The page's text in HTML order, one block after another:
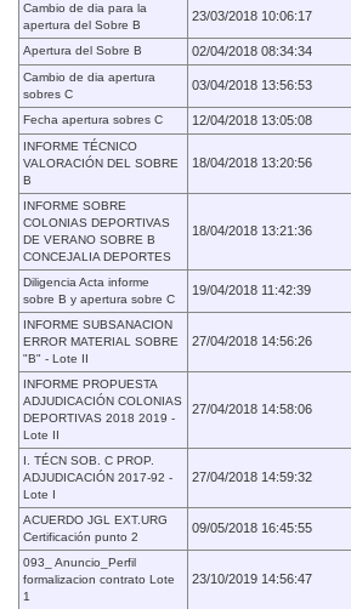
Cambio de dia para la
apertura del Sobre B
23/03/2018 10:06:17
Apertura del Sobre B 02/04/2018 08:34:34
Cambio de dia apertura
sobres C
03/04/2018 13:56:53
Fecha apertura sobres C 12/04/2018 13:05:08
INFORME TÉCNICO
VALORACIÓN DEL SOBRE
B
18/04/2018 13:20:56
INFORME SOBRE
COLONIAS DEPORTIVAS
DE VERANO SOBRE B
CONCEJALIA DEPORTES
18/04/2018 13:21:36
Diligencia Acta informe
sobre B y apertura sobre C
19/04/2018 11:42:39
INFORME SUBSANACION
ERROR MATERIAL SOBRE
"B" - Lote II
27/04/2018 14:56:26
INFORME PROPUESTA
ADJUDICACIÓN COLONIAS
DEPORTIVAS 2018 2019 -
Lote II
27/04/2018 14:58:06
I. TÉCN SOB. C PROP.
ADJUDICACIÓN 2017-92 -
Lote I
27/04/2018 14:59:32
ACUERDO JGL EXT.URG
Certificación punto 2
09/05/2018 16:45:55
093_ Anuncio_Perfil
formalizacion contrato Lote
1
23/10/2019 14:56:47